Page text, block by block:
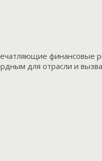
финансовые
для отрасли и